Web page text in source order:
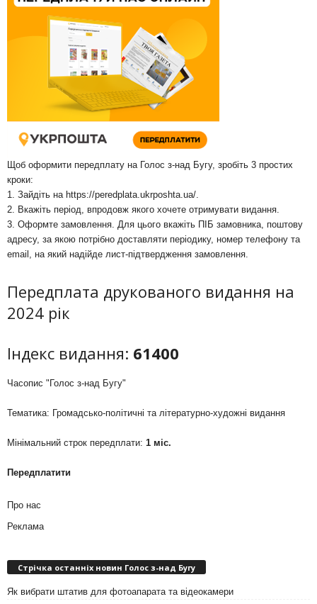
Щоб оформити передплату на Голос з-над Бугу, зробіть 3 простих
кроки:
1. Зайдіть на https://peredplata.ukrposhta.ua/
2. Вкажіть період, впродовж якого хочете отримувати видання.
3. Оформте замовлення. Для цього вкажіть ПІБ замовника, поштову
адресу, за якою потрібно доставляти періодику, номер телефону та
email, на який надійде лист-підтвердження замовлення.
Передплата друкованого видання на
2024 рік
Індекс видання: 61400
Часопис "Голос з-над Бугу"
Тематика: Громадсько-політичні та літературно-художні видання
Мінімальний строк передплати: 1 міс.
Передплатити
Про нас
Реклама
Стрічка останніх новин Голос з-над Бугу
Як вибрати штатив для фотоапарата та відеокамери